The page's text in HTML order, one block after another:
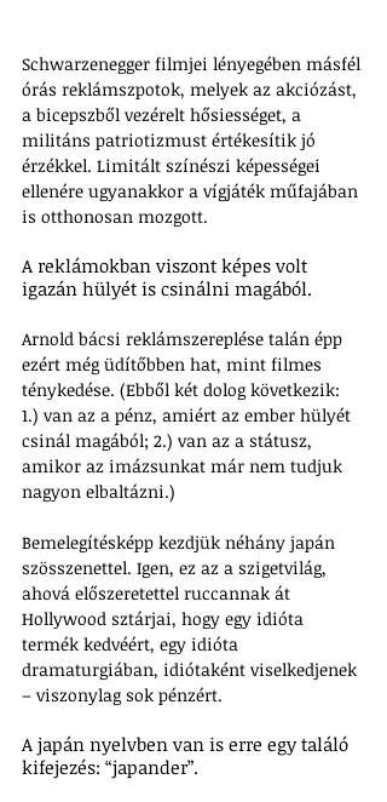
Schwarzenegger filmjei lényegében másfél
órás reklámszpotok, melyek az akciózást,
a bicepszből vezérelt hősiességet, a
militáns patriotizmust értékesítik jó
érzékkel. Limitált színészi képességei
ellenére ugyanakkor a vígjáték műfajában
is otthonosan mozgott.
A reklámokban viszont képes volt
igazán hülyét is csinálni magából.
Arnold bácsi reklámszereplése talán épp
ezért még üdítőbben hat, mint filmes
ténykedése. (Ebből két dolog következik:
1.) van az a pénz, amiért az ember hülyét
csinál magából; 2.) van az a státusz,
amikor az imázsunkat már nem tudjuk
nagyon elbaltázni.)
Bemelegítésképp kezdjük néhány japán
szösszenettel. Igen, ez az a szigetvilág,
ahová előszeretettel ruccannak át
Hollywood sztárjai, hogy egy idióta
termék kedvéért, egy idióta
dramaturgiában, idiótaként viselkedjenek
– viszonylag sok pénzért.
A japán nyelvben van is erre egy találó
kifejezés: “japander”.